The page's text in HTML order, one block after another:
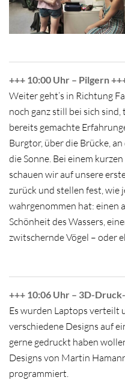
+++ 10:00 Uhr – Pilgern
Weiter geht’s in Richtung
noch ganz still bei sich
bereits gemachte
Burgtor, über die Brücke,
die Sonne. Bei einem
schauen wir auf unsere
zurück und stellen fest, wie
wahrgenommen hat: einen
Schönheit des Wassers,
zwitschernde Vögel – oder
+++ 10:06 Uhr – 3D-
Es wurden Laptops verteilt
verschiedene Designs auf
gerne gedruckt haben
Designs von Martin
programmiert.